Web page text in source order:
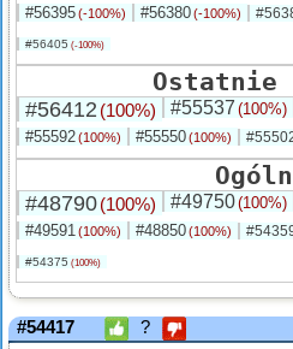
#56395(-100%) #56380(-100%)
#56405 (-100%)
Ostatnie
#56412 (100%) #55537 (100%)
#55592(100%) #55550(100%)
#48790(100%) #49750(100%)
#49591(100%) #48850(100%)
#54375 (100%)
#54417 ?